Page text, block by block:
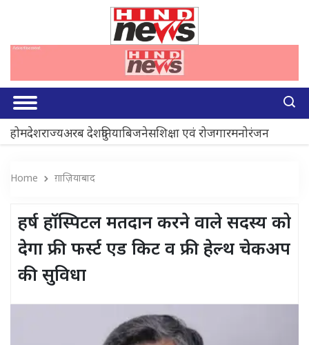
होमदेशराज्यअरब देशदुनियाबिजनेसशिक्षा एवं रोजगारमनोरंजन
Home ग़ाज़ियाबाद
हर्ष हॉस्पिटल मतदान करने वाले सदस्य को
देगा फ्री फर्स्ट एड किट व फ्री हेल्थ चेकअप
की सुविधा